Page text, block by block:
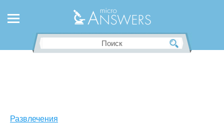
Развлечения